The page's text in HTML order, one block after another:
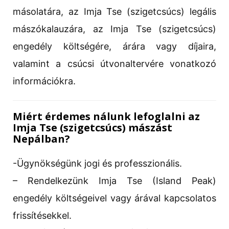
másolatára, az Imja Tse (szigetcsúcs) legális
mászókalauzára, az Imja Tse (szigetcsúcs)
engedély költségére, árára vagy díjaira,
valamint a csúcsi útvonaltervére vonatkozó
információkra.
Miért érdemes nálunk lefoglalni az
Imja Tse (szigetcsúcs) mászást
Nepálban?
-Ügynökségünk jogi és professzionális.
– Rendelkezünk Imja Tse (Island Peak)
engedély költségeivel vagy árával kapcsolatos
frissítésekkel.